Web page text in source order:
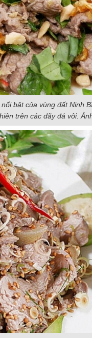
bật của vùng đất Ninh
trên các dãy đá vôi.